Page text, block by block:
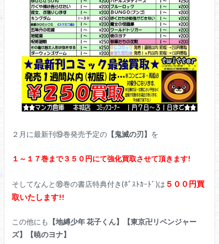
２月に最新刊⑲巻発売予定の【鬼滅の刃】 を
１～１７巻まで３５０円にて強化買取させて頂きます!
そしてなんと⑱巻の書店特典付き(ﾎﾟｽﾄｶｰﾄﾞ)は ５００円買
取いたします!!
この他にも 【地縛少年 花子くん】【東京卍リベンジャー
ズ】【暁のヨナ】